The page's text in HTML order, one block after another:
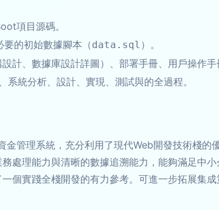
項目源碼。
要的初始數據腳本（data.sql ）。
計、數據庫設計詳圖）、部署手冊、用戶操作手
系統分析、設計、實現、測試與的全過程。
管理系統，充分利用了現代Web開發技術棧的
處理能力與清晰的數據追溯能力，能夠滿足中
個實踐全棧開發的有力參考。可進一步拓展集